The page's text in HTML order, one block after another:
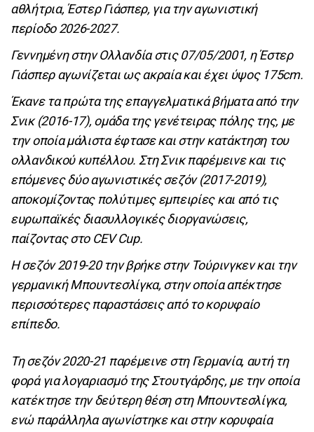
αθλήτρια, Έστερ Γιάσπερ, για την αγωνιστική
περίοδο 2026-2027.
Γεννημένη στην Ολλανδία στις 07/05/2001, η Έστερ
Γιάσπερ αγωνίζεται ως ακραία και έχει ύψος 175cm.
Έκανε τα πρώτα της επαγγελματικά βήματα από την
Σνικ (2016-17), ομάδα της γενέτειρας πόλης της, με
την οποία μάλιστα έφτασε και στην κατάκτηση του
ολλανδικού κυπέλλου. Στη Σνικ παρέμεινε και τις
επόμενες δύο αγωνιστικές σεζόν (2017-2019),
αποκομίζοντας πολύτιμες εμπειρίες και από τις
ευρωπαϊκές διασυλλογικές διοργανώσεις,
παίζοντας στο CEV Cup.
Η σεζόν 2019-20 την βρήκε στην Τούρινγκεν και την
γερμανική Μπουντεσλίγκα, στην οποία απέκτησε
περισσότερες παραστάσεις από το κορυφαίο
επίπεδο.
Τη σεζόν 2020-21 παρέμεινε στη Γερμανία, αυτή τη
φορά για λογαριασμό της Στουτγάρδης, με την οποία
κατέκτησε την δεύτερη θέση στη Μπουντεσλίγκα,
ενώ παράλληλα αγωνίστηκε και στην κορυφαία